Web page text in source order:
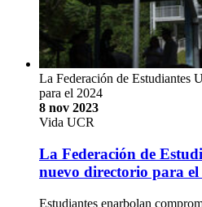
La Federación de Estudiantes
para el 2024
8 nov 2023
Vida UCR
La Federación de
nuevo directorio para el
Estudiantes enarbolan